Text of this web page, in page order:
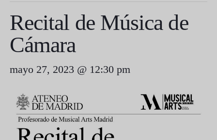
Recital de Música de
Cámara
mayo 27, 2023 @ 12:30 pm